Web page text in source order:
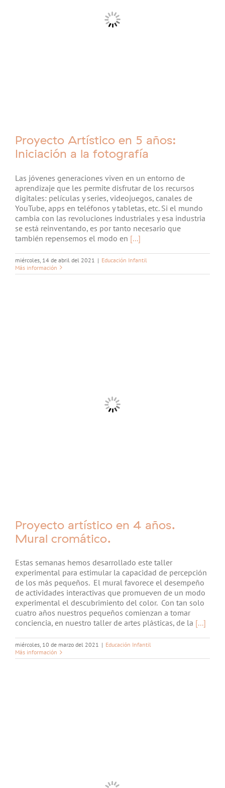
Proyecto Artístico en 5 años:
Iniciación a la fotografía
Las jóvenes generaciones viven en un entorno de
aprendizaje que les permite disfrutar de los recursos
digitales: películas y series, videojuegos, canales de
YouTube, apps en teléfonos y tabletas, etc. Si el mundo
cambia con las revoluciones industriales y esa industria
se está reinventando, es por tanto necesario que
también repensemos el modo en [...]
miércoles, 14 de abril del 2021 | Educación Infantil
Más información
Proyecto artístico en 4 años.
Mural cromático.
Estas semanas hemos desarrollado este taller
experimental para estimular la capacidad de percepción
de los más pequeños. El mural favorece el desempeño
de actividades interactivas que promueven de un modo
experimental el descubrimiento del color. Con tan solo
cuatro años nuestros pequeños comienzan a tomar
conciencia, en nuestro taller de artes plásticas, de la [...]
miércoles, 10 de marzo del 2021 | Educación Infantil
Más información